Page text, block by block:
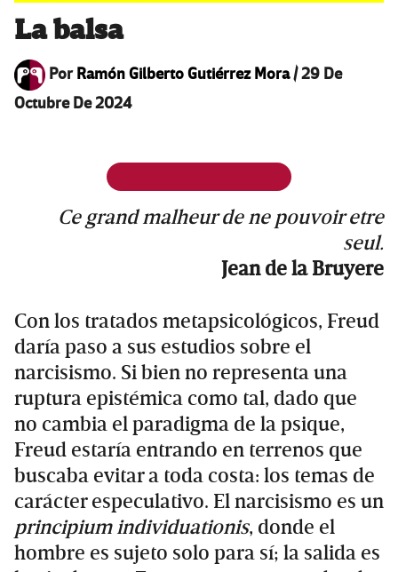
La balsa
PorRamón Gilberto Gutiérrez Mora/29 De
Octubre De 2024
Ce grand malheur de ne pouvoir etre
seul.
Jean de la Bruyere
Con los tratados metapsicológicos, Freud
daría paso a sus estudios sobre el
narcisismo. Si bien no representa una
ruptura epistémica como tal, dado que
no cambia el paradigma de la psique,
Freud estaría entrando en terrenos que
buscaba evitar a toda costa: los temas de
carácter especulativo. El narcisismo es un
principium individuationis, donde el
hombre es sujeto solo para sí; la salida es